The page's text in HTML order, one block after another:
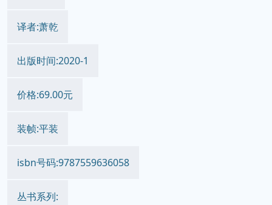
译者:萧乾
出版时间:2020-1
价格:69.00元
装帧:平装
isbn号码:9787559636058
丛书系列: